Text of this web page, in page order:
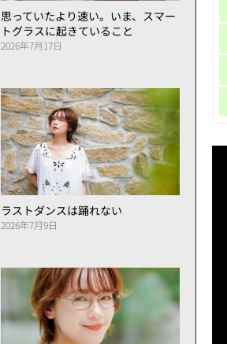
思っていたより速い。いま、スマー
トグラスに起きていること
2026年7月17日
ラストダンスは踊れない
2026年7月9日